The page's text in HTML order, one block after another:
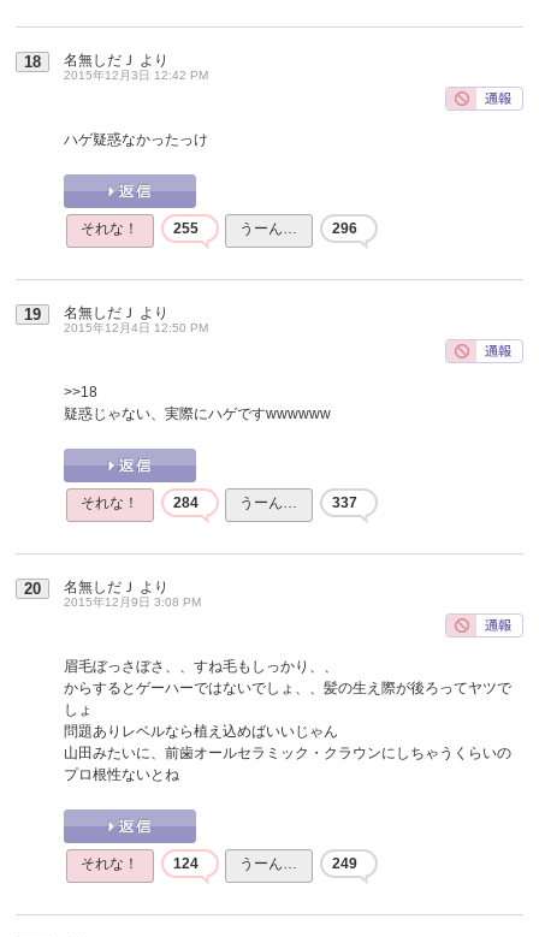
18 名無しだＪ より
2015年12月3日 12:42 PM
ハゲ疑惑なかったっけ
それな！ 255 うーん… 296
19 名無しだＪ より
2015年12月4日 12:50 PM
>>18
疑惑じゃない、実際にハゲですwwwwww
それな！ 284 うーん… 337
20 名無しだＪ より
2015年12月9日 3:08 PM
眉毛ぼっさぼさ、、すね毛もしっかり、、
からするとゲーハーではないでしょ、、髪の生え際が後ろってヤツで
しょ
問題ありレベルなら植え込めばいいじゃん
山田みたいに、前歯オールセラミック・クラウンにしちゃうくらいの
プロ根性ないとね
それな！ 124 うーん… 249